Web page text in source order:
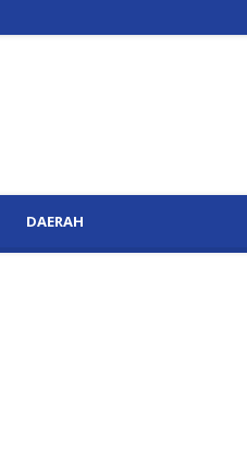
DAERAH